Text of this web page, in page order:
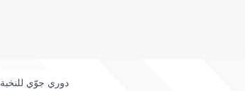
دوري جوّي للنخبة